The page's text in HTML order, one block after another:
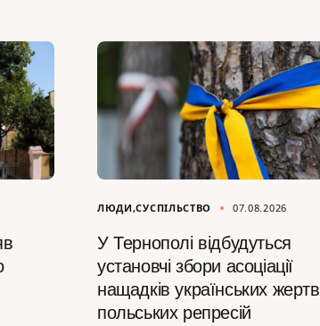
ЛЮДИ СУСПІЛЬСТВО 07.08.2026
У Тернополі відбудуться
установчі збори асоціації
нащадків українських жертв
польських репресій